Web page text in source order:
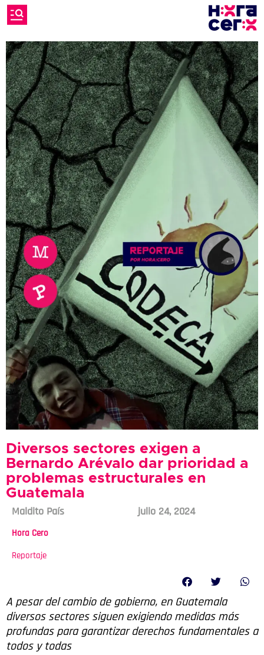
Diversos sectores exigen a
Bernardo Arévalo dar prioridad a
problemas estructurales en
Guatemala
Maldito País julio 24, 2024
Hora Cero
Reportaje
A pesar del cambio de gobierno, en Guatemala
diversos sectores siguen exigiendo medidas más
profundas para garantizar derechos fundamentales a
todos y todas